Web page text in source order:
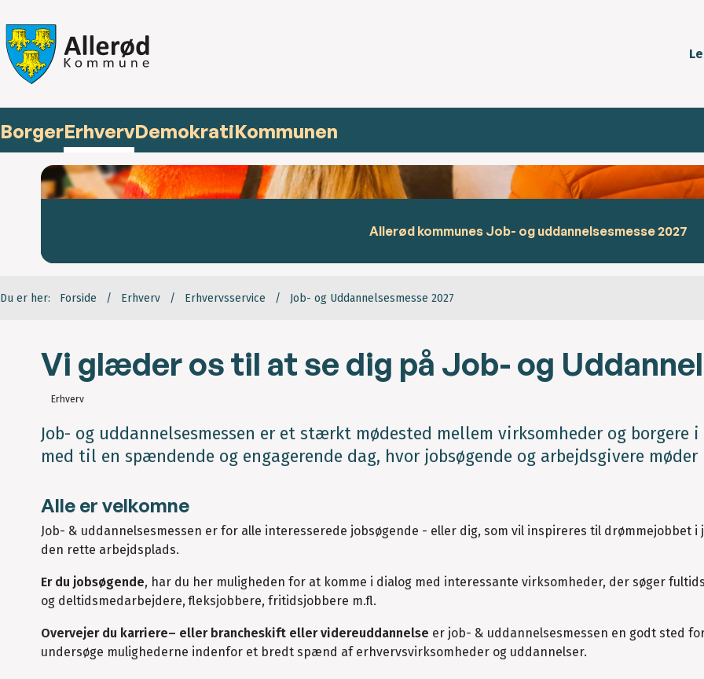
BorgerErhvervDemokratiKommunen
Allerød kommunes Job- og uddannelsesmesse 2027
Du er her: Forside Erhverv Erhvervsservice Job- og Uddannelsesmesse 2027
Vi glæder os til at se dig på Job- og
Erhverv
Job- og uddannelsesmessen er et stærkt mødested mellem virksomheder og borgere
med til en spændende og engagerende dag, hvor jobsøgende og arbejdsgivere
Alle er velkomne
Job- & uddannelsesmessen er for alle interesserede jobsøgende - eller dig, som vil inspireres til drømmejobbet i
den rette arbejdsplads.
Er du jobsøgende, har du her muligheden for at komme i dialog med interessante virksomheder, der søger
og deltidsmedarbejdere, fleksjobbere, fritidsjobbere m.fl.
Overvejer du karriere– eller brancheskift eller videreuddannelse er job- & uddannelsesmessen en godt sted
undersøge mulighederne indenfor et bredt spænd af erhvervsvirksomheder og uddannelser.